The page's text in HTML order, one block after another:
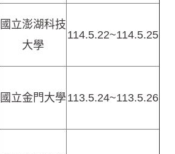
國立澎湖科技
大學
114.5.22~114.5.25
國立金門大學 113.5.24~113.5.26